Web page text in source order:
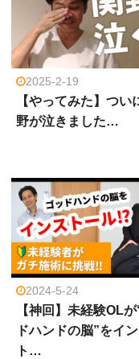
2025-2-19
【やってみた】つい
野が泣きました…
2024-5-24
【神回】未経験OLが
ドハンドの脳”をイ
ト…